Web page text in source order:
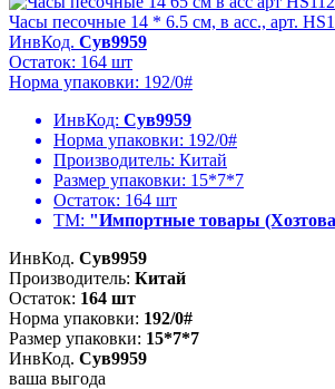
Часы песочные 14 * 6.5 см, в асс., арт.
ИнвКод. Сув9959
Остаток: 164 шт
Норма упаковки: 192/0#
ИнвКод: Сув9959
Норма упаковки: 192/0#
Производитель: Китай
Размер упаковки: 15*7*7
Остаток: 164 шт
ТМ: "Импортные товары
ИнвКод. Сув9959
Производитель: Китай
Остаток: 164 шт
Норма упаковки: 192/0#
Размер упаковки: 15*7*7
ИнвКод. Сув9959
ваша выгода